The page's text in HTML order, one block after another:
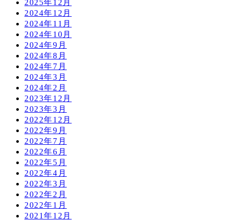
2025年12月
2024年12月
2024年11月
2024年10月
2024年9月
2024年8月
2024年7月
2024年3月
2024年2月
2023年12月
2023年3月
2022年12月
2022年9月
2022年7月
2022年6月
2022年5月
2022年4月
2022年3月
2022年2月
2022年1月
2021年12月